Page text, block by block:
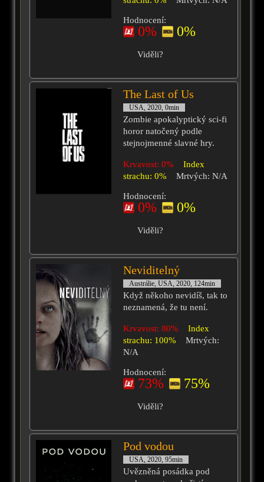
Hodnocení:
0% 0%
Viděli?
The Last of Us
USA, 2020, 0min
Zombie apokalyptický sci-fi
horor natočený podle
stejnojmenné slavné hry.
Krvavost: 0%
Index
strachu: 0%
Mrtvých: N/A
Hodnocení:
0% 0%
Viděli?
Neviditelný
Austrálie, USA, 2020, 124min
Když někoho nevidíš, tak to
neznamená, že tu není.
Krvavost: 80%
Index
strachu: 100%
Mrtvých:
N/A
Hodnocení:
73% 75%
Viděli?
Pod vodou
USA, 2020, 95min
Uvězněná posádka pod